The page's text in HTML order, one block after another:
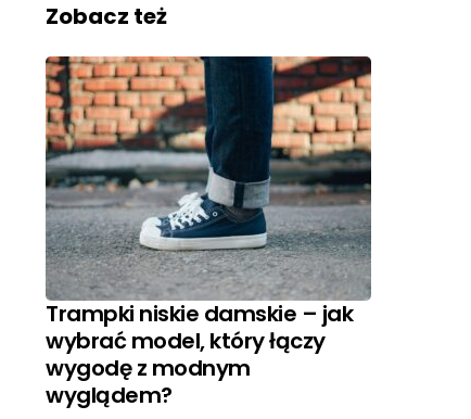
Zobacz też
Trampki niskie damskie – jak
wybrać model, który łączy
wygodę z modnym
wyglądem?